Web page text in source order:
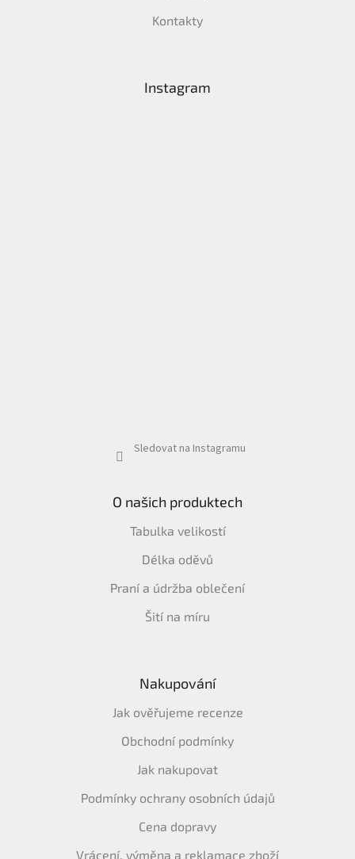
Kontakty
Instagram
Sledovat na Instagramu
O našich produktech
Tabulka velikostí
Délka oděvů
Praní a údržba oblečení
Šití na míru
Nakupování
Jak ověřujeme recenze
Obchodní podmínky
Jak nakupovat
Podmínky ochrany osobních údajů
Cena dopravy
Vrácení, výměna a reklamace zboží